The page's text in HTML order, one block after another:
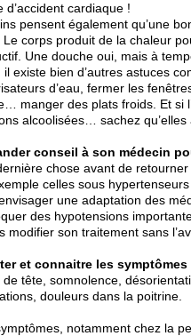
d’accident cardiaque !
pensent également qu’une
Le corps produit de la chaleur
Une douche oui, mais à
il existe bien d’autres astuces
d’eau, fermer les
manger des plats froids. Et si
alcoolisées… sachez qu’elles
conseil à son médecin
chose avant de
celles sous
une adaptation des
des hypotensions
modifier son traitement sans
et connaitre les symptômes
de tête, somnolence,
douleurs dans la poitrine.
notamment chez la